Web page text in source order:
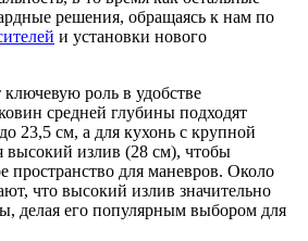
решения, обращаясь к нам по
и установки нового
ключевую роль в удобстве
средней глубины подходят
23,5 см, а для кухонь с крупной
высокий излив (28 см), чтобы
пространство для маневров. Около
что высокий излив значительно
делая его популярным выбором для